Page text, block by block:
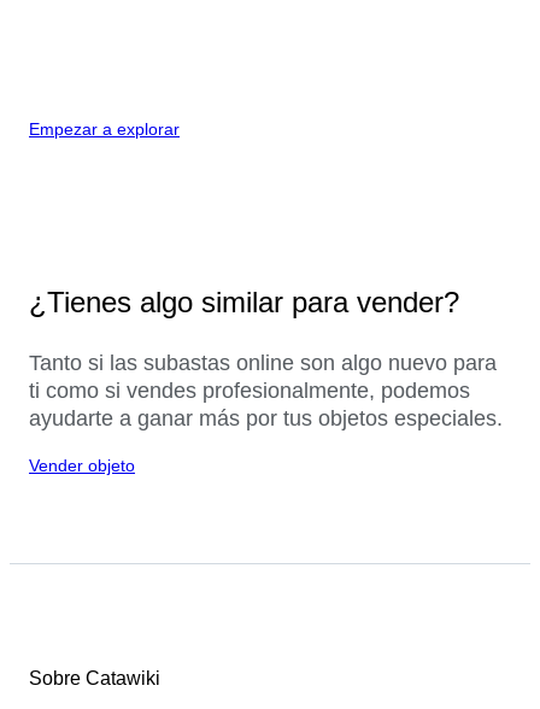
Empezar a explorar
¿Tienes algo similar para vender?
Tanto si las subastas online son algo nuevo para
ti como si vendes profesionalmente, podemos
ayudarte a ganar más por tus objetos especiales.
Vender objeto
Sobre Catawiki